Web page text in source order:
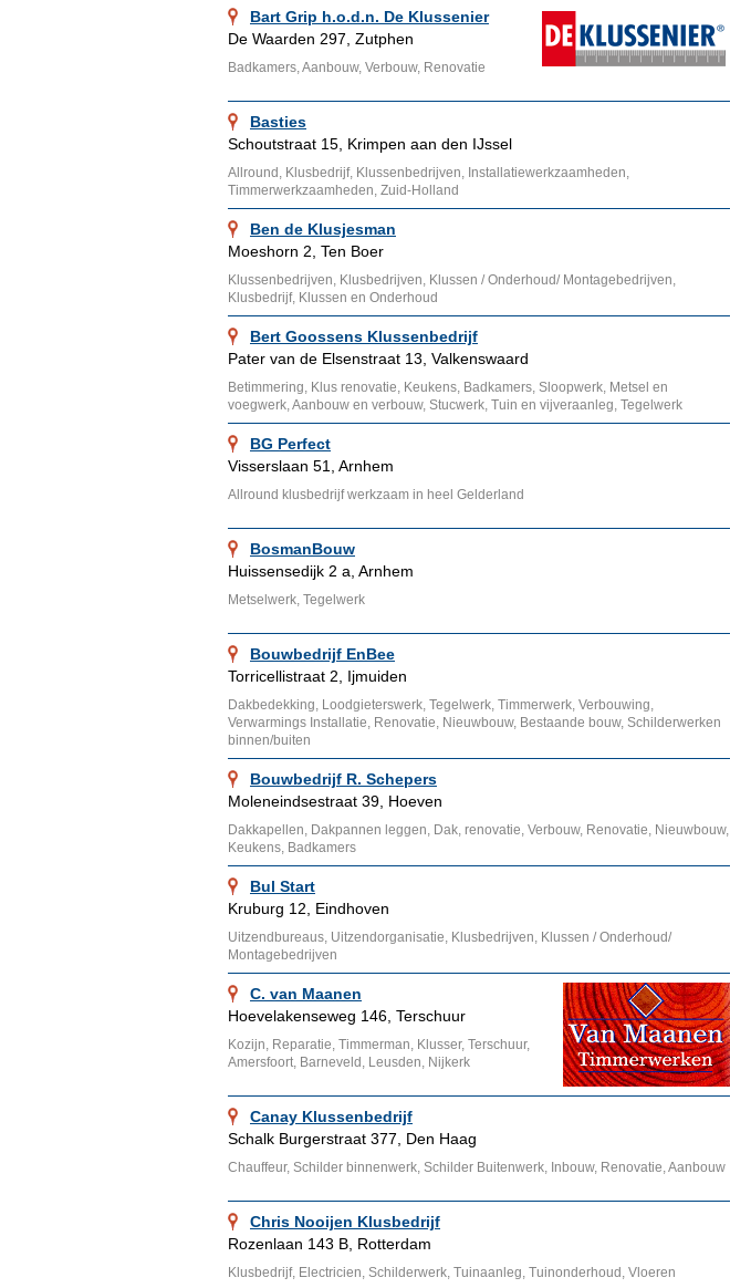
Bart Grip h.o.d.n. De Klussenier
De Waarden 297, Zutphen
Badkamers, Aanbouw, Verbouw, Renovatie
Basties
Schoutstraat 15, Krimpen aan den IJssel
Allround, Klusbedrijf, Klussenbedrijven, Installatiewerkzaamheden,
Timmerwerkzaamheden, Zuid-Holland
Ben de Klusjesman
Moeshorn 2, Ten Boer
Klussenbedrijven, Klusbedrijven, Klussen / Onderhoud/ Montagebedrijven,
Klusbedrijf, Klussen en Onderhoud
Bert Goossens Klussenbedrijf
Pater van de Elsenstraat 13, Valkenswaard
Betimmering, Klus renovatie, Keukens, Badkamers, Sloopwerk, Metsel en
voegwerk, Aanbouw en verbouw, Stucwerk, Tuin en vijveraanleg, Tegelwerk
BG Perfect
Visserslaan 51, Arnhem
Allround klusbedrijf werkzaam in heel Gelderland
BosmanBouw
Huissensedijk 2 a, Arnhem
Metselwerk, Tegelwerk
Bouwbedrijf EnBee
Torricellistraat 2, Ijmuiden
Dakbedekking, Loodgieterswerk, Tegelwerk, Timmerwerk, Verbouwing,
Verwarmings Installatie, Renovatie, Nieuwbouw, Bestaande bouw, Schilderwerken
binnen/buiten
Bouwbedrijf R. Schepers
Moleneindsestraat 39, Hoeven
Dakkapellen, Dakpannen leggen, Dak, renovatie, Verbouw, Renovatie, Nieuwbouw,
Keukens, Badkamers
Bul Start
Kruburg 12, Eindhoven
Uitzendbureaus, Uitzendorganisatie, Klusbedrijven, Klussen / Onderhoud/
Montagebedrijven
C. van Maanen
Hoevelakenseweg 146, Terschuur
Kozijn, Reparatie, Timmerman, Klusser, Terschuur,
Amersfoort, Barneveld, Leusden, Nijkerk
Canay Klussenbedrijf
Schalk Burgerstraat 377, Den Haag
Chauffeur, Schilder binnenwerk, Schilder Buitenwerk, Inbouw, Renovatie, Aanbouw
Chris Nooijen Klusbedrijf
Rozenlaan 143 B, Rotterdam
Klusbedrijf, Electricien, Schilderwerk, Tuinaanleg, Tuinonderhoud, Vloeren